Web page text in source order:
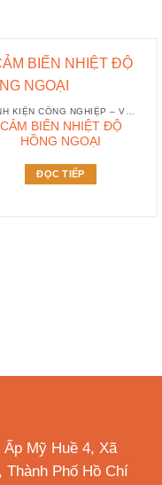
CẢM BIẾN NHIỆT ĐỘ
HỒNG NGOẠI
ĐỌC TIẾP
Mỹ Huề 4, Xã
Phố Hồ Chí